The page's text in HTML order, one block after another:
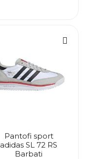
Pantofi sport
adidas SL 72 RS
Barbati